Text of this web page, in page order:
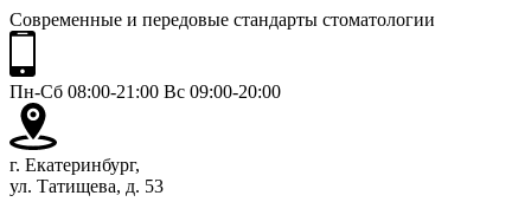
Современные и передовые стандарты стоматологии
Пн-Сб 08:00-21:00 Вс 09:00-20:00
г. Екатеринбург,
ул. Татищева, д. 53